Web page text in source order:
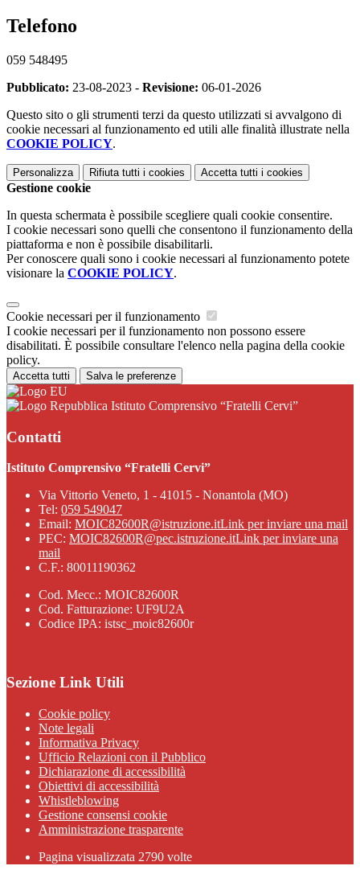
Telefono
059 548495
Pubblicato: 23-08-2023 - Revisione: 06-01-2026
Questo sito o gli strumenti terzi da questo utilizzati si avvalgono di
cookie necessari al funzionamento ed utili alle finalità illustrate nella
COOKIE POLICY.
Personalizza Rifiuta tutti i cookies Accetta tutti i cookies
Gestione cookie
In questa schermata è possibile scegliere quali cookie consentire.
I cookie necessari sono quelli che consentono il funzionamento della
piattaforma e non è possibile disabilitarli.
Per conoscere quali sono i cookie necessari al funzionamento potete
visionare la COOKIE POLICY.
Cookie necessari per il funzionamento
I cookie necessari per il funzionamento non possono essere
disabilitati. È possibile consultare l'elenco nella pagina della cookie
policy.
Accetta tutti Salva le preferenze
Istituto Comprensivo “Fratelli Cervi”
Contatti
Istituto Comprensivo “Fratelli Cervi”
Via Vittorio Veneto, 1 - 41015 - Nonantola (MO)
Tel: 059 549047
Email: MOIC82600R@istruzione.itLink per inviare una mail
PEC: MOIC82600R@pec.istruzione.itLink per inviare una
mail
C.F.: 80011190362
Cod. Mecc.: MOIC82600R
Cod. Fatturazione: UF9U2A
Codice IPA: istsc_moic82600r
Sezione Link Utili
Cookie policy
Note legali
Informativa Privacy
Ufficio Relazioni con il Pubblico
Dichiarazione di accessibilità
Obiettivi di accessibilità
Whistleblowing
Gestione consensi cookie
Amministrazione trasparente
Pagina visualizzata 2790 volte